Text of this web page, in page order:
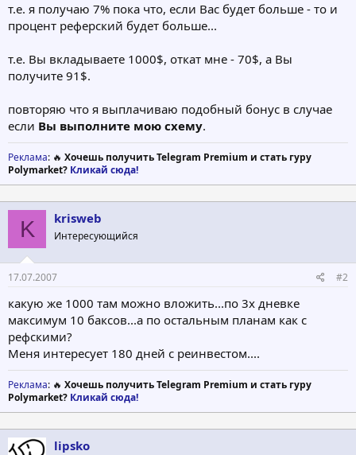
т.е. я получаю 7% пока что, если Вас будет больше - то и
процент реферский будет больше...
т.е. Вы вкладываете 1000$, откат мне - 70$, а Вы
получите 91$.
повторяю что я выплачиваю подобный бонус в случае
если Вы выполните мою схему.
Реклама: 🔥 Хочешь получить Telegram Premium и стать гуру
Polymarket? Кликай сюда!
K krisweb
Интересующийся
17.07.2007 #2
какую же 1000 там можно вложить...по 3х дневке
максимум 10 баксов...а по остальным планам как с
рефскими?
Меня интересует 180 дней с реинвестом....
Реклама: 🔥 Хочешь получить Telegram Premium и стать гуру
Polymarket? Кликай сюда!
lipsko